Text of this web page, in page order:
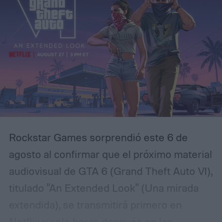
aunque bajo su superficie se esconden
desapariciones, secretos familiares y una
serie de acontecimientos relacionados con
una antigua tragedia. El protagonista es
Luka, un joven que regresa a distintos
momentos de la historia para intentar
comprender qué sucedió realmente y
evitar que los hechos más oscuros vuelvan
a repetirse.
Rockstar Games sorprendió este 6 de
agosto al confirmar que el próximo material
audiovisual de GTA 6 (Grand Theft Auto VI),
titulado "An Extended Look" (Una mirada